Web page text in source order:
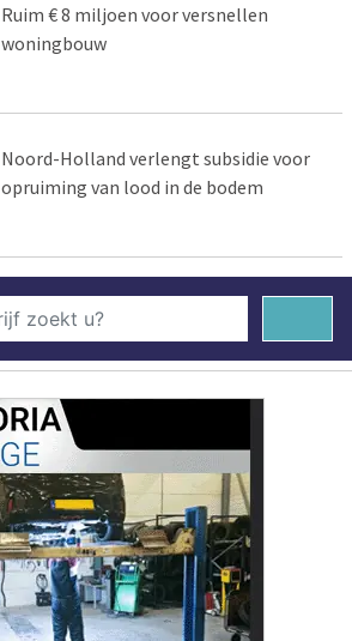
Ruim € 8 miljoen voor versnellen
woningbouw
Noord-Holland verlengt subsidie voor
opruiming van lood in de bodem